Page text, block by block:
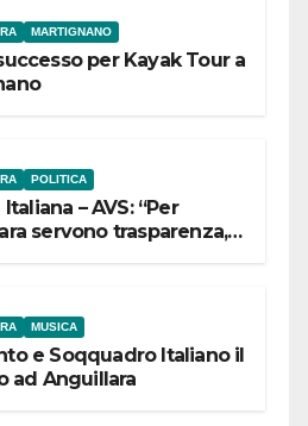
MARTIGNANO
per Kayak Tour a
POLITICA
– AVS: “Per
servono trasparenza,
MUSICA
e Soqquadro Italiano il
ad Anguillara